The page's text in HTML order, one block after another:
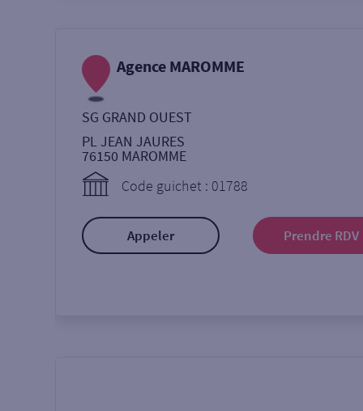
Agence MAROMME
SG GRAND OUEST
PL JEAN JAURES
76150 MAROMME
Code guichet : 01788
Appeler Prendre RDV